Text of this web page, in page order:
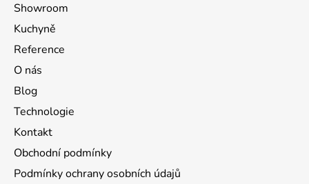
Showroom
Kuchyně
Reference
O nás
Blog
Technologie
Kontakt
Obchodní podmínky
Podmínky ochrany osobních údajů